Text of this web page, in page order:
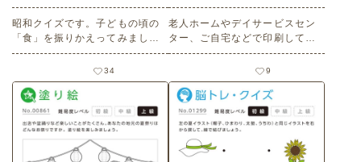
昭和クイズです。子どもの頃の
「食」を振りかえってみましょ
う。 上段の言葉と下段の言葉
を、線で正しくつなげましょ
う。 老人ホームやデイサービス
センター、ご自宅などで印刷し
てお使いいただける無料の高齢
者向け介護レク素材（脳トレ・
クイズ・中級）です。 関連キー
ワード：脳トレ・クイズ・アイ
34
老人ホームやデイサービスセン
ター、ご自宅などで印刷してお
使いいただける無料の高齢者向
け介護レク素材（間違い探し・
上級）です。
9